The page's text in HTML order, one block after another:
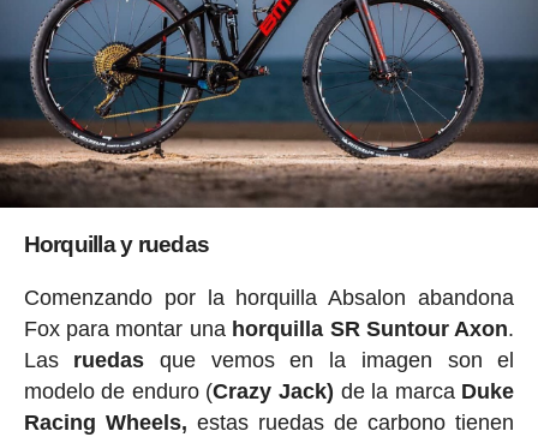
Horquilla y ruedas
Comenzando por la horquilla Absalon abandona
Fox para montar una horquilla SR Suntour Axon.
Las ruedas que vemos en la imagen son el
modelo de enduro (Crazy Jack) de la marca Duke
Racing Wheels, estas ruedas de carbono tienen